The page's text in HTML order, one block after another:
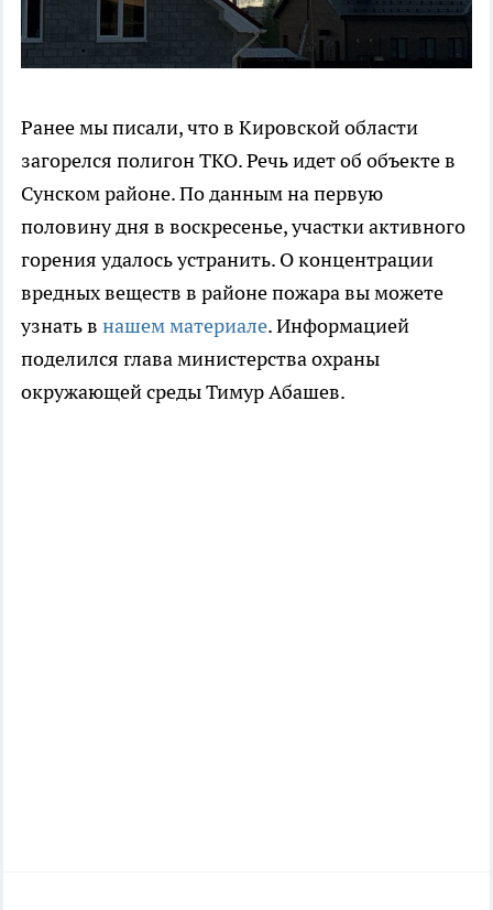
Ранее мы писали, что в Кировской области
загорелся полигон ТКО. Речь идет об объекте в
Сунском районе. По данным на первую
половину дня в воскресенье, участки активного
горения удалось устранить. О концентрации
вредных веществ в районе пожара вы можете
узнать в нашем материале. Информацией
поделился глава министерства охраны
окружающей среды Тимур Абашев.